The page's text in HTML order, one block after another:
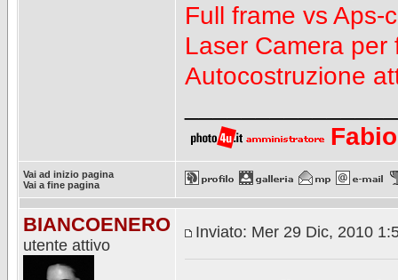
Full frame vs Aps-
Laser Camera
Autocostruzione
Fabio
Vai ad inizio pagina
Vai a fine pagina
BIANCOENERO
utente attivo
Inviato: Mer 29 Dic, 2010